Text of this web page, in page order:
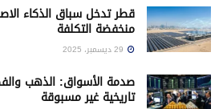
قطر تدخل سباق الذكاء
منخفضة التكلفة
صدمة الأسواق: الذهب
تاريخية غير مسبوقة